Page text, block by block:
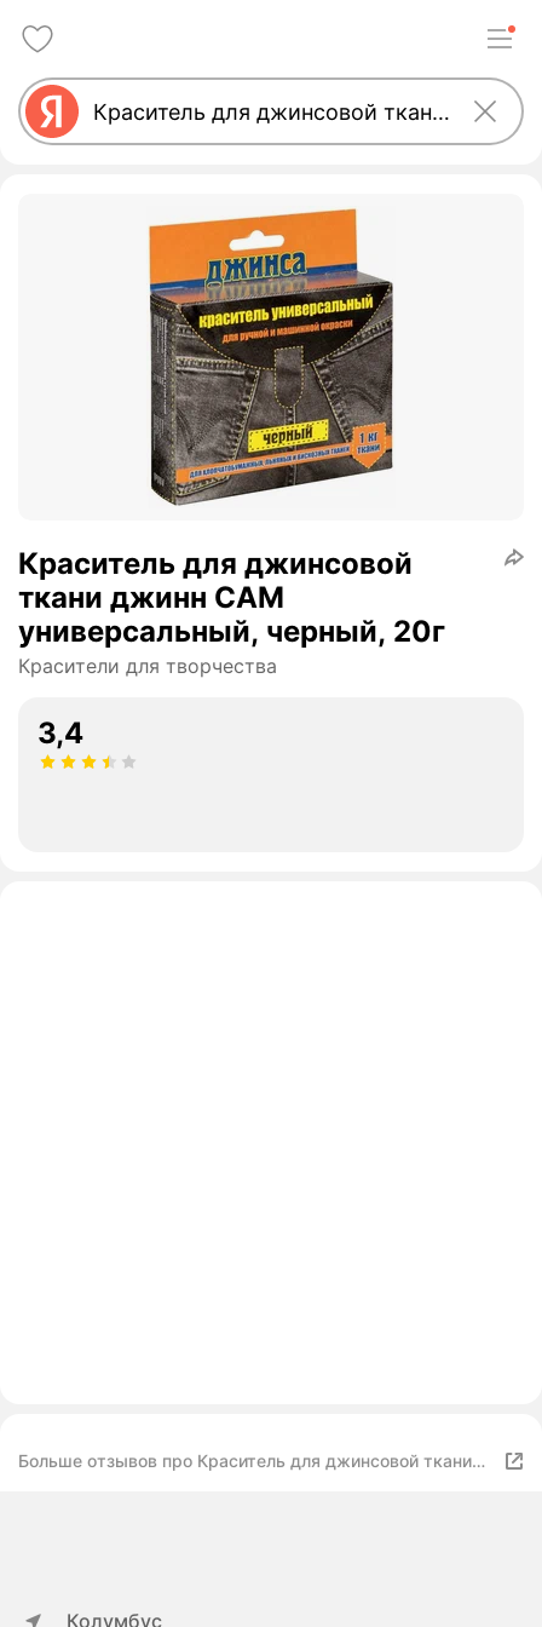
Краситель для джинсовой
ткани джинн САМ
универсальный, черный, 20г
Красители для творчества
3,4
Больше отзывов про Краситель для джинсовой ткани
Колумбус